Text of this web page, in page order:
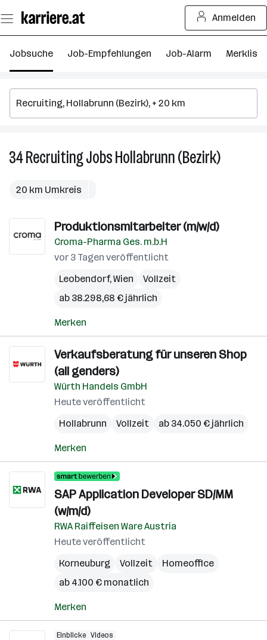
Seiteninhalt
springen
Anmelden
Jobsuche Job-Empfehlungen Job-Alarm Merkliste
34RecruitingJobsHollabrunn (Bezirk)34
20 km Umkreis
Produktionsmitarbeiter (m/w/d)
Croma-Pharma Ges. m.b.H
vor 3 Tagen veröffentlicht
Leobendorf,Wien
Vollzeit
ab 38.298,68 € jährlich
Merken
Verkaufsberatung für unseren Shop
(all genders)
Würth Handels GmbH
Heute veröffentlicht
Hollabrunn
Vollzeit ab 34.050 € jährlich
Merken
SAP Application Developer SD/MM
(w/m/d)
RWA Raiffeisen Ware Austria
Heute veröffentlicht
Korneuburg
Vollzeit
Homeoffice
ab 4.100 € monatlich
Merken
Einblicke Videos